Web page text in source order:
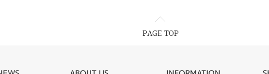
PAGE TOP